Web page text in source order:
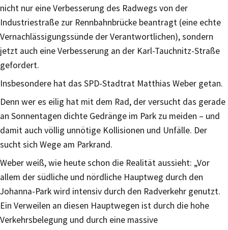
nicht nur eine Verbesserung des Radwegs von der
Industriestraße zur Rennbahnbrücke beantragt (eine echte
Vernachlässigungssünde der Verantwortlichen), sondern
jetzt auch eine Verbesserung an der Karl-Tauchnitz-Straße
gefordert.
Insbesondere hat das SPD-Stadtrat Matthias Weber getan.
Denn wer es eilig hat mit dem Rad, der versucht das gerade
an Sonnentagen dichte Gedränge im Park zu meiden – und
damit auch völlig unnötige Kollisionen und Unfälle. Der
sucht sich Wege am Parkrand.
Weber weiß, wie heute schon die Realität aussieht: „Vor
allem der südliche und nördliche Hauptweg durch den
Johanna-Park wird intensiv durch den Radverkehr genutzt.
Ein Verweilen an diesen Hauptwegen ist durch die hohe
Verkehrsbelegung und durch eine massive